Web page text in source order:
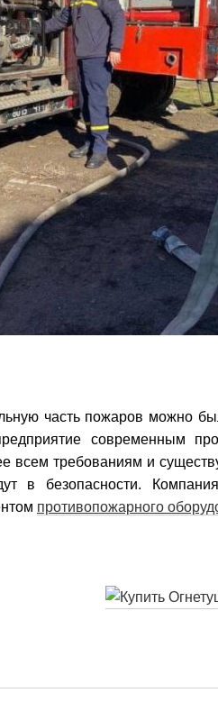
часть пожаров можно
современным
всем требованиям и
в безопасности.
противопожарного